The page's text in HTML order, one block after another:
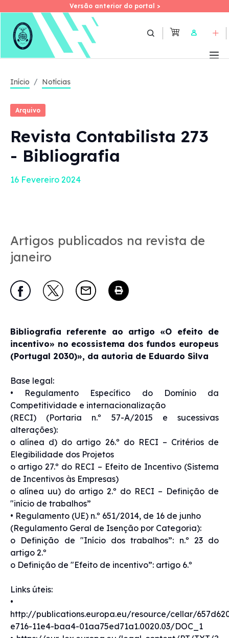
Skip
Versão anterior do portal >
Versão anterior do portal >
User
Início Notícias
Arquivo
Revista Contabilista 273
- Bibliografia
16 Fevereiro 2024
Artigos publicados na revista de
janeiro
Bibliografia referente ao artigo «O efeito de
incentivo» no ecossistema dos fundos europeus
(Portugal 2030)», da autoria de Eduardo Silva
Base legal:
• Regulamento Específico do Domínio da
Competitividade e internacionalização
(RECI) (Portaria n.º 57-A/2015 e sucessivas
alterações):
o alínea d) do artigo 26.º do RECI – Critérios de
Elegibilidade dos Projetos
o artigo 27.º do RECI – Efeito de Incentivo (Sistema
de Incentivos às Empresas)
o alínea uu) do artigo 2.º do RECI – Definição de
"início de trabalhos”
• Regulamento (UE) n.º 651/2014, de 16 de junho
(Regulamento Geral de Isenção por Categoria):
o Definição de "Início dos trabalhos”: n.º 23 do
artigo 2.º
o Definição de "Efeito de incentivo”: artigo 6.º
Links úteis:
•
http://publications.europa.eu/resource/cellar/
e716-11e4-baa4-01aa75ed71a1.0020.03/DOC_1